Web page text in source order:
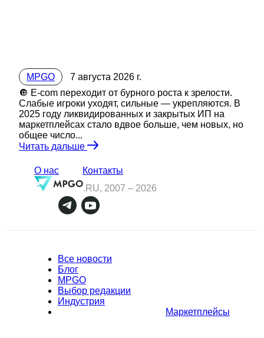
MPGO
7 августа 2026 г.
🔘 E-com переходит от бурного роста к зрелости.
Слабые игроки уходят, сильные — укрепляются. В
2025 году ликвидированных и закрытых ИП на
маркетплейсах стало вдвое больше, чем новых, но
общее число...
Читать дальше
О нас
Контакты
.RU, 2007 – 2026
Все новости
Блог
MPGO
Выбор редакции
Индустрия
Маркетплейсы